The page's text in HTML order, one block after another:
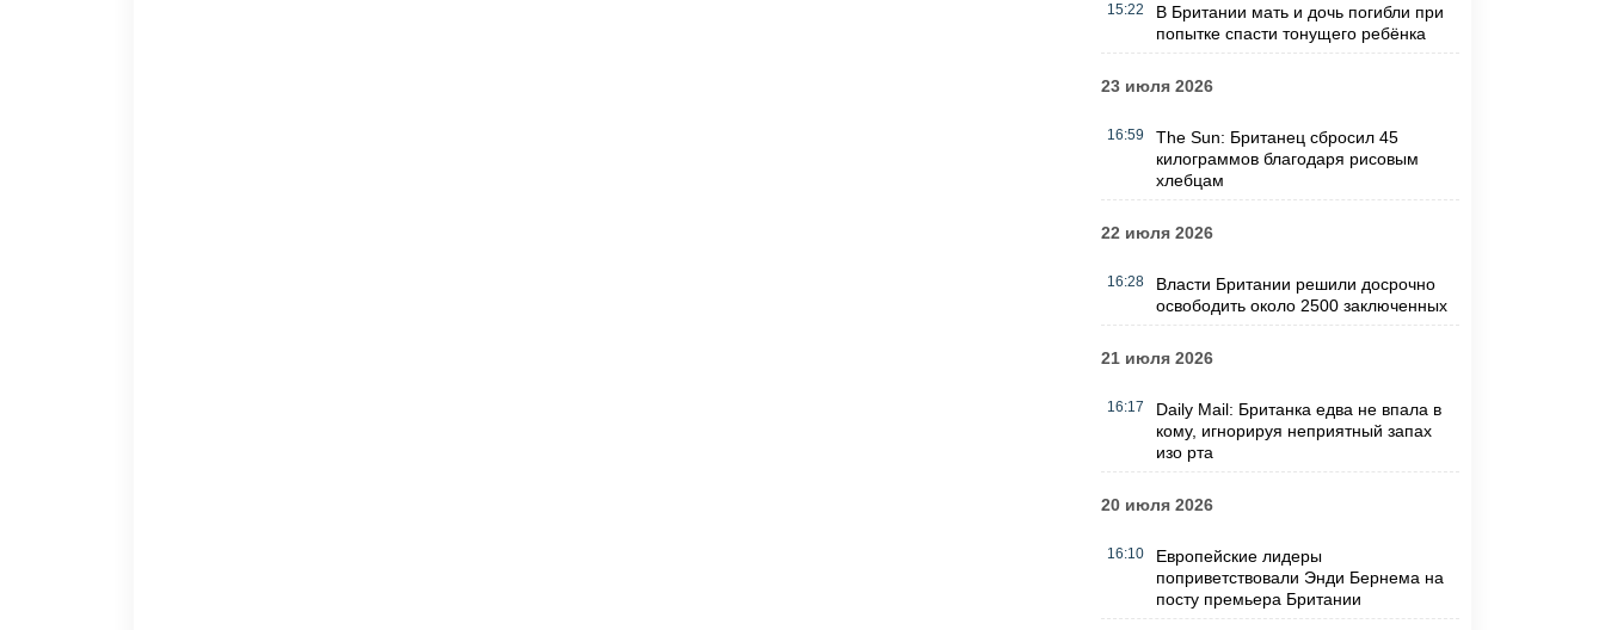
15:22
В Британии мать и дочь погибли при
попытке спасти тонущего ребёнка
23 июля 2026
16:59
The Sun: Британец сбросил 45
килограммов благодаря рисовым
хлебцам
22 июля 2026
16:28
Власти Британии решили досрочно
освободить около 2500 заключенных
21 июля 2026
16:17
Daily Mail: Британка едва не впала в
кому, игнорируя неприятный запах
изо рта
20 июля 2026
16:10
Европейские лидеры
поприветствовали Энди Бернема на
посту премьера Британии